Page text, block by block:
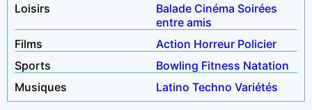
Loisirs
Balade Cinéma Soirées
entre amis
Films
Action Horreur Policier
Sports
Bowling Fitness Natation
Musiques
Latino Techno Variétés